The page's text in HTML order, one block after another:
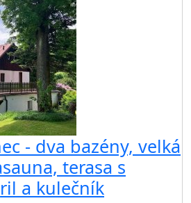
- dva bazény, velká
terasa s
a kulečník